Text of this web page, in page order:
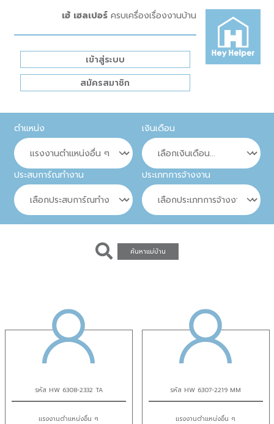
เฮ้ เฮลเปอร์ ครบเครื่องเรื่องงานบ้าน
เข้าสู่ระบบ
สมัครสมาชิก
ตำแหน่ง เงินเดือน
ประสบการ์ณทำงาน ประเภทการจ้างงาน
ค้นหาแม่บ้าน
รหัส HW 6308-2332 TA
แรงงานตำแหน่งอื่น ๆ
รหัส HW 6307-2219 MM
แรงงานตำแหน่งอื่น ๆ